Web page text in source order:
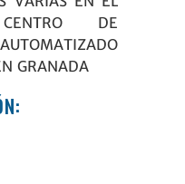
DE
GRANADA